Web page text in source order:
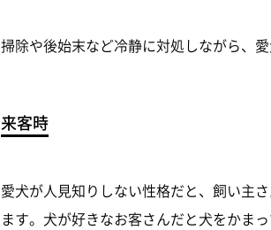
掃除や後始末など冷静に対処しながら、
来客時
愛犬が人見知りしない性格だと、飼い主
ます。犬が好きなお客さんだと犬をかま